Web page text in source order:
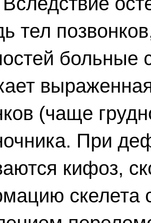
тел
больные
(чаще
При
кифоз,
скелета